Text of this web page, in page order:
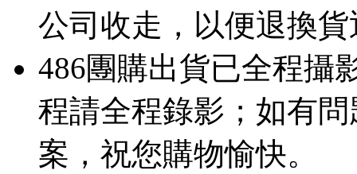
公司收走，以便退換
486團購出貨已全程攝
程請全程錄影；如有
案，祝您購物愉快。